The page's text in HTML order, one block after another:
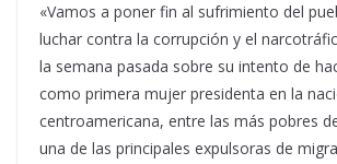
«Vamos a poner fin al sufrimiento del
luchar contra la corrupción y el
la semana pasada sobre su intento de
como primera mujer presidenta en la
centroamericana, entre las más pobres
una de las principales expulsoras de